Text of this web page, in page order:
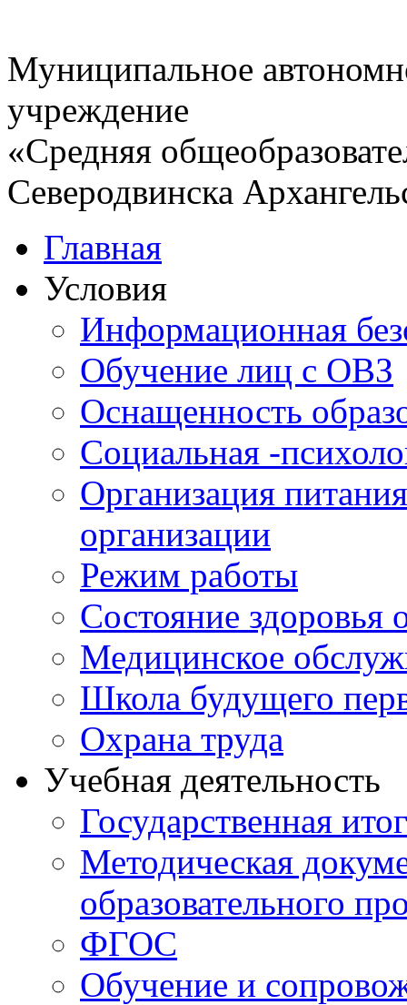
Муниципальное
учреждение
«Средняя
Северодвинска
Главная
Условия
Информационная
Обучение лиц с ОВЗ
Оснащенность
Социальная -
Организация
организации
Режим работы
Состояние
Медицинское
Школа будущего
Охрана труда
Учебная деятельность
Государственная
Методическая
образовательного
ФГОС
Обучение и